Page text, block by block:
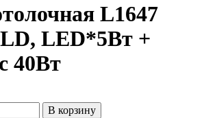
L1647
LED*5Вт +
40Вт
В корзину